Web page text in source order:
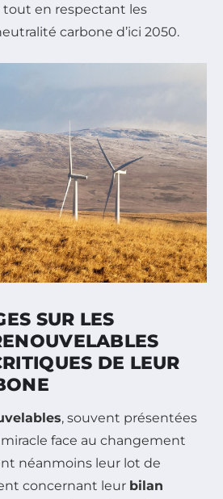
tout en respectant les
carbone d’ici 2050.
SUR LES
DE LEUR
, souvent présentées
face au changement
néanmoins leur lot de
concernant leur bilan